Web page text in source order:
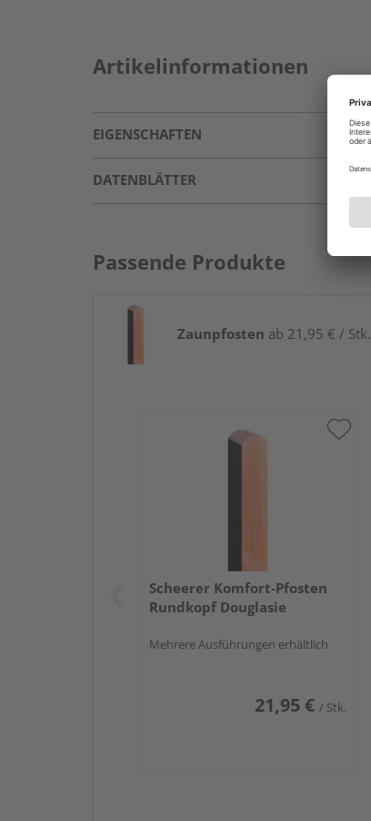
Artikelinformationen
EIGENSCHAFTEN
DATENBLÄTTER
Passende Produkte
Zaunpfosten ab 21,95 € / Stk.
Scheerer Komfort-Pfosten
Rundkopf Douglasie
Mehrere Ausführungen erhältlich
21,95 € / Stk.